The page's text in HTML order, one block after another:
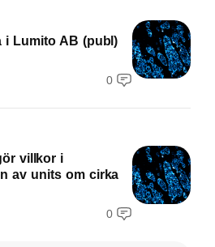
i Lumito AB (publ)
0
villkor i
av units om cirka
0